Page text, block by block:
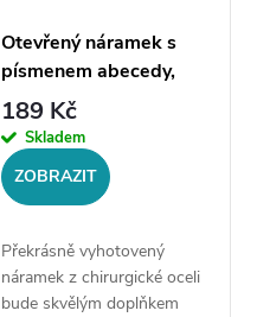
Otevřený náramek s
písmenem abecedy,
zlatá ocel
189 Kč
Skladem
ZOBRAZIT
Překrásně vyhotovený
náramek z chirurgické oceli
bude skvělým doplňkem